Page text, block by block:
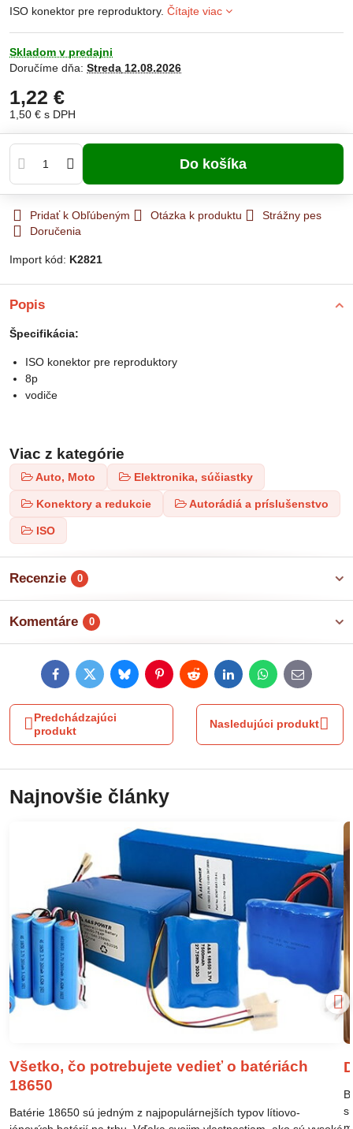
ISO konektor pre reproduktory. Čítajte viac
Skladom v predajni
Doručíme dňa: Streda 12.08.2026
1,22 €
1,50 € s DPH
Do košíka
Pridať k Obľúbeným Otázka k produktu
Strážny pes
Doručenia
Import kód: K2821
Popis
Špecifikácia:
ISO konektor pre reproduktory
8p
vodiče
Viac z kategórie
Auto, Moto Elektronika, súčiastky
Konektory a redukcie Autorádiá a príslušenstvo
ISO
Recenzie 0
Komentáre 0
FacebookTwitterBlueskyPinterestRedditLinkedInWhatsApp
E-
mail
Predchádzajúci
produkt
Nasledujúci produkt
Najnovšie články
Všetko, čo potrebujete vedieť o batériách
18650
Batérie 18650 sú jedným z najpopulárnejších typov lítiovo-